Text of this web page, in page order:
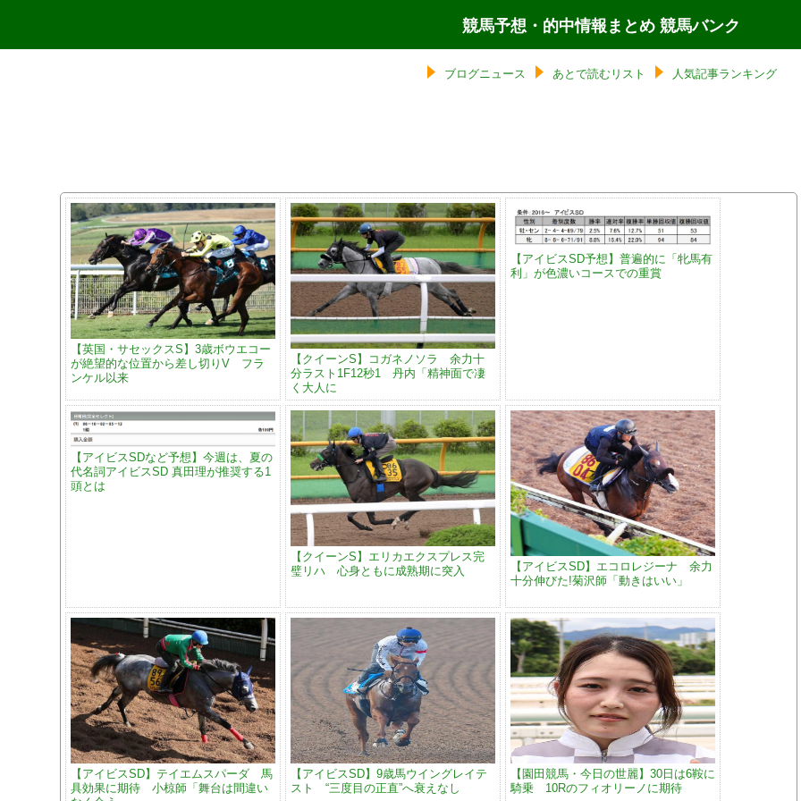
競馬予想・的中情報まとめ 競馬バンク
ブログニュース あとで読むリスト 人気記事ランキング
【英国・サセックスS】3歳ボウエコー
が絶望的な位置から差し切りV フラ
ンケル以来
【クイーンS】コガネノソラ 余力十
分ラスト1F12秒1 丹内「精神面で凄
く大人に
【アイビスSD予想】普遍的に「牝馬有
利」が色濃いコースでの重賞
【アイビスSDなど予想】今週は、夏の
代名詞アイビスSD 真田理が推奨する1
頭とは
【クイーンS】エリカエクスプレス完
璧リハ 心身ともに成熟期に突入
【アイビスSD】エコロレジーナ 余力
十分伸びた!菊沢師「動きはいい」
【アイビスSD】テイエムスパーダ 馬
具効果に期待 小椋師「舞台は間違い
【アイビスSD】9歳馬ウイングレイテ
スト “三度目の正直”へ衰えなし
【園田競馬・今日の世麗】30日は6鞍に
騎乗 10Rのフィオリーノに期待